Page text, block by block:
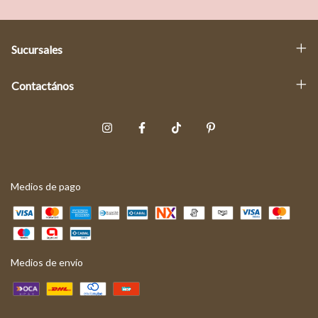
Sucursales
Contactános
Medios de pago
Medios de envío